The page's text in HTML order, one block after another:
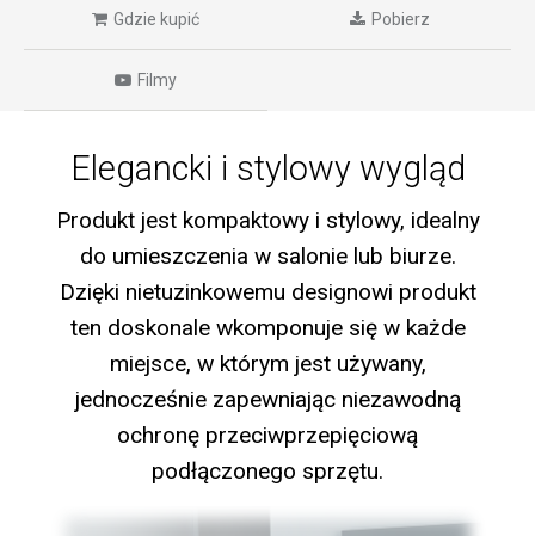
Gdzie kupić Pobierz
Filmy
Elegancki i stylowy wygląd
Produkt jest kompaktowy i stylowy, idealny
do umieszczenia w salonie lub biurze.
Dzięki nietuzinkowemu designowi produkt
ten doskonale wkomponuje się w każde
miejsce, w którym jest używany,
jednocześnie zapewniając niezawodną
ochronę przeciwprzepięciową
podłączonego sprzętu.